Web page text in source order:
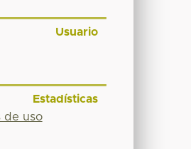
Usuario
Estadísticas
de uso